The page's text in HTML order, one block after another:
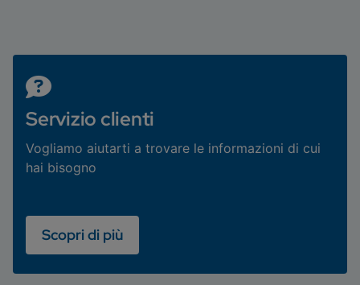
Servizio clienti
Vogliamo aiutarti a trovare le informazioni di cui
hai bisogno
Scopri di più